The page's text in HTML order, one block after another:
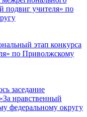
подвиг учителя» по
этап конкурса
по Приволжскому
заседание
нравственный
федеральному округу